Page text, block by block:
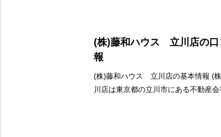
(株)藤和ハウス 立川店の口
報
(株)藤和ハウス 立川店の基本情報 (
川店は東京都の立川市にある不動産